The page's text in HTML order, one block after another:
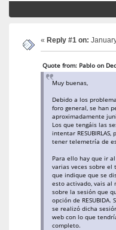
« Reply #1 on:
Quote from: Pablo on
Muy buenas,
Debido a los
foro general, se han
aproximadamente
Los que tengáis las
intentar
tener telemetría de
Para ello hay que ir
varias veces sobre el
que indique que se
esto activado, vais al
sobre la sesión que
opción de
se realizó dicha
web con lo que
completo.